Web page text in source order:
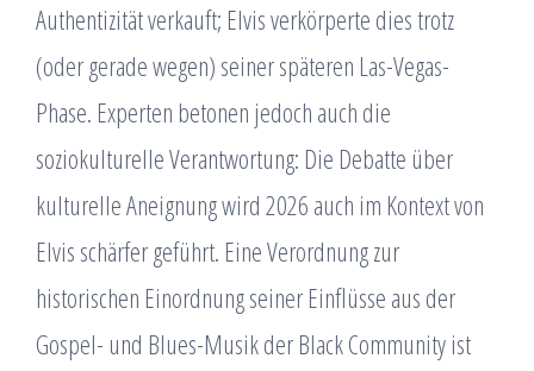
Authentizität verkauft; Elvis verkörperte dies trotz
(oder gerade wegen) seiner späteren Las-Vegas-
Phase. Experten betonen jedoch auch die
soziokulturelle Verantwortung: Die Debatte über
kulturelle Aneignung wird 2026 auch im Kontext von
Elvis schärfer geführt. Eine Verordnung zur
historischen Einordnung seiner Einflüsse aus der
Gospel- und Blues-Musik der Black Community ist